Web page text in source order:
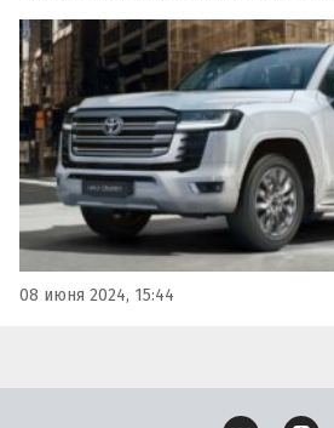
прошлой осенью цены на него
из классифайдов от 12 700 000
08 июня 2024, 15:44